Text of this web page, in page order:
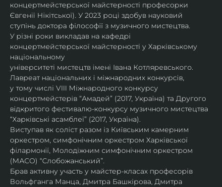
концертмейстерської майстерності професорки
Євгенії Нікітської). У 2023 році здобув науковий
ступінь доктора філософії з музичного мистецтва.
У різні роки викладав на кафедрі
концертмейстерської майстерності у Харківському
національному
університеті мистецтв імені Івана Котляревського.
Лавреат національних і міжнародних конкурсів,
у тому числі VIII Міжнародного конкурсу
концертмейстерів “Амадей” (2017, Україна) та Другого
відкритого фестивалю-конкурсу музичного мистецтва
“Харківські асамблеї” (2017, Україна).
Виступав як соліст разом із Київським камерним
оркестром, симфонічним оркестром Харківської
філармонії, Молодіжним симфонічним оркестром
(МАСО) “Слобожанський”.
Брав активну участь у майстер-класах професорів
Вольфганга Манца, Дмитра Башкірова, Дмитра